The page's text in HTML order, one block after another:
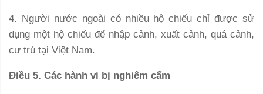
4. Người nước ngoài có nhiều hộ chiếu chỉ được sử
dụng một hộ chiếu để nhập cảnh, xuất cảnh, quá cảnh,
cư trú tại Việt Nam.
Điều 5. Các hành vi bị nghiêm cấm